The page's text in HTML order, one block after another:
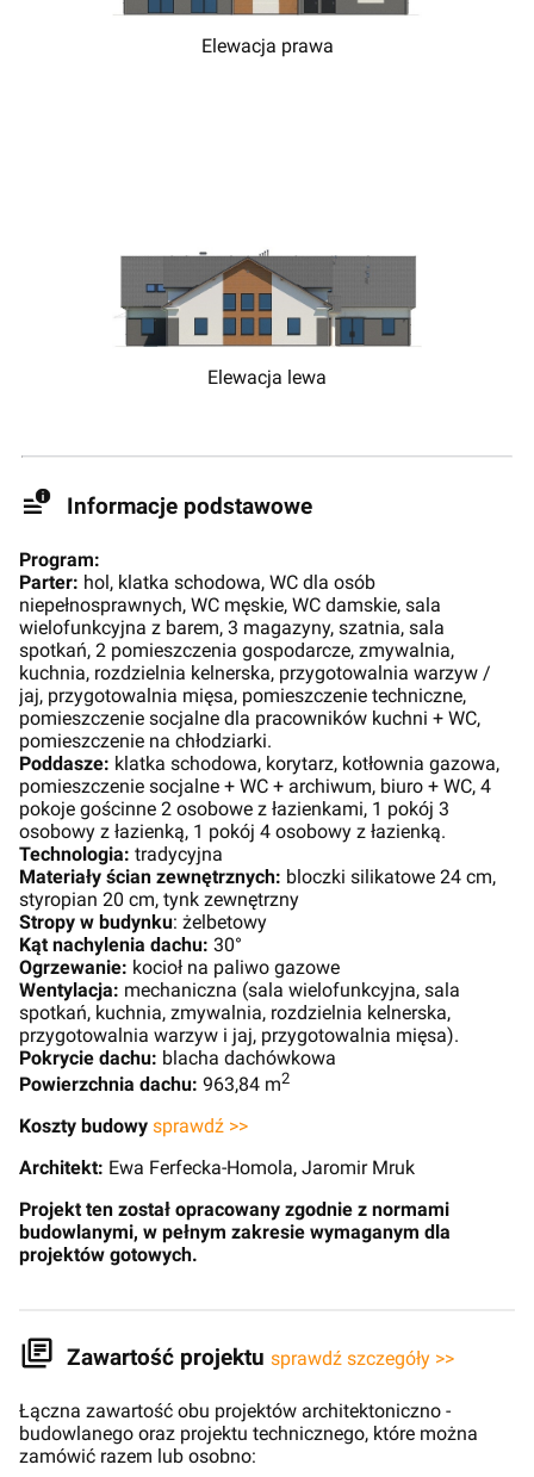
Elewacja prawa
Elewacja lewa
Informacje podstawowe
Program:
Parter: hol, klatka schodowa, WC dla osób
niepełnosprawnych, WC męskie, WC damskie, sala
wielofunkcyjna z barem, 3 magazyny, szatnia, sala
spotkań, 2 pomieszczenia gospodarcze, zmywalnia,
kuchnia, rozdzielnia kelnerska, przygotowalnia warzyw /
jaj, przygotowalnia mięsa, pomieszczenie techniczne,
pomieszczenie socjalne dla pracowników kuchni + WC,
pomieszczenie na chłodziarki.
Poddasze: klatka schodowa, korytarz, kotłownia gazowa,
pomieszczenie socjalne + WC + archiwum, biuro + WC, 4
pokoje gościnne 2 osobowe z łazienkami, 1 pokój 3
osobowy z łazienką, 1 pokój 4 osobowy z łazienką.
Technologia: tradycyjna
Materiały ścian zewnętrznych: bloczki silikatowe 24 cm,
styropian 20 cm, tynk zewnętrzny
Stropy w budynku: żelbetowy
Kąt nachylenia dachu: 30°
Ogrzewanie: kocioł na paliwo gazowe
Wentylacja: mechaniczna (sala wielofunkcyjna, sala
spotkań, kuchnia, zmywalnia, rozdzielnia kelnerska,
przygotowalnia warzyw i jaj, przygotowalnia mięsa).
Pokrycie dachu: blacha dachówkowa
Powierzchnia dachu: 963,84 m2
Koszty budowy sprawdź >>
Architekt: Ewa Ferfecka-Homola, Jaromir Mruk
Projekt ten został opracowany zgodnie z normami
budowlanymi, w pełnym zakresie wymaganym dla
projektów gotowych.
Zawartość projektu sprawdź szczegóły >>
Łączna zawartość obu projektów architektoniczno -
budowlanego oraz projektu technicznego, które można
zamówić razem lub osobno: